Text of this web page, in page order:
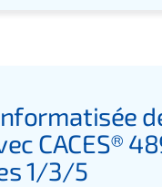
CACES®
1/3/5